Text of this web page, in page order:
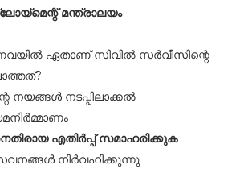
മന്ത്രാലയം
ഏതാണ്‌ സിവില്‍ സര്‍വീസിന്റെ
നയങ്ങള്‍ നടപ്പിലാക്കല്‍
എതിര്‍പ്പ്‌ സമാഹരിക്കുക
നിര്‍വഹിക്കുന്നു